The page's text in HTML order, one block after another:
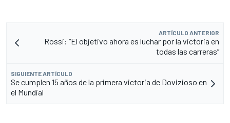
ARTÍCULO ANTERIOR
Rossi: “El objetivo ahora es luchar por la victoria en
todas las carreras”
SIGUIENTE ARTÍCULO
Se cumplen 15 años de la primera victoria de Dovizioso en
el Mundial